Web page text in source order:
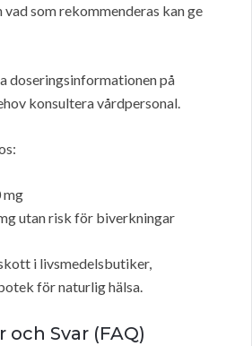
som rekommenderas kan ge
doseringsinformationen på
konsultera vårdpersonal.
mg
utan risk för biverkningar
i livsmedelsbutiker,
för naturlig hälsa.
och Svar (FAQ)